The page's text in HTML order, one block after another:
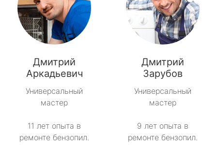
Дмитрий
Аркадьевич
Универсальный
мастер
11 лет опыта в
ремонте бензопил.
Дмитрий
Зарубов
Универсальный
мастер
9 лет опыта в
ремонте бензопил.